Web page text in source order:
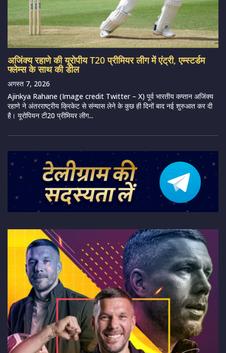
अजिंक्य रहाणे की यूरोपीय T20 प्रीमियर लीग में एंट्री, एम्स्टर्डम
फ्लेम्स के साथ की डील
अगस्त 7, 2026
Ajinkya Rahane (Image credit Twitter – X) पूर्व भारतीय कप्तान अजिंक्य
रहाणे ने अंतरराष्ट्रीय क्रिकेट से संन्यास लेने के कुछ ही दिनों बाद नई शुरुआत कर दी
है। यूरोपियन टी20 प्रीमियर लीग...